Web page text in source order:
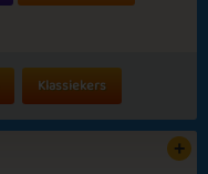
Klassiekers